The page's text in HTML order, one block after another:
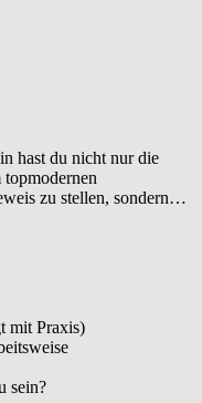
hast du nicht nur die
zu stellen, sondern
In diesem
auf
und hast die
mit Praxis)
sein?